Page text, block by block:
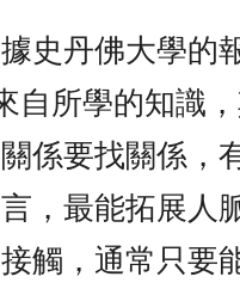
史丹佛大學的
自所學的知識
係要找關係，
，最能拓展人
觸，通常只要